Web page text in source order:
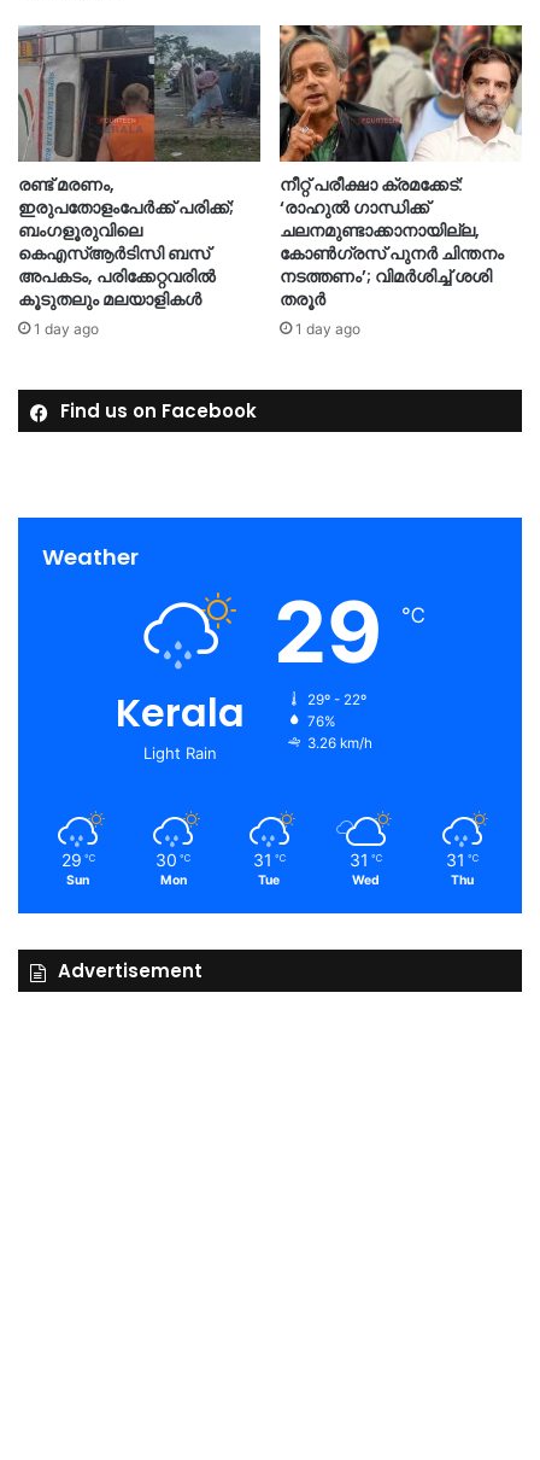
രണ്ട് മരണം,
ഇരുപതോളംപേർക്ക് പരിക്ക്;
ബംഗളൂരുവിലെ
കെഎസ്ആർടിസി ബസ്
അപകടം, പരിക്കേറ്റവരിൽ
കൂടുതലും മലയാളികൾ
1 day ago
നീറ്റ് പരീക്ഷാ ക്രമക്കേട്:
‘രാഹുൽ ഗാന്ധിക്ക്
ചലനമുണ്ടാക്കാനായില്ല,
കോൺഗ്രസ് പുനർ ചിന്തനം
നടത്തണം’; വിമർശിച്ച് ശശി
തരൂർ
1 day ago
Find us on Facebook
Weather
Kerala
Light Rain
29 ℃
29º - 22º
76%
3.26 km/h
29 ℃
Sun
30 ℃
Mon
31 ℃
Tue
31 ℃
Wed
31 ℃
Thu
Advertisement